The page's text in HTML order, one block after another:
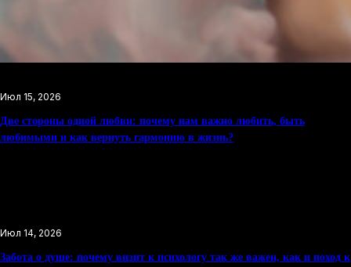
Июл 15, 2026
Две стороны одной любви: почему нам важно любить, быть
любимыми и как вернуть гармонию в жизнь?
Июл 14, 2026
Забота о душе: почему визит к психологу так же важен, как и поход к